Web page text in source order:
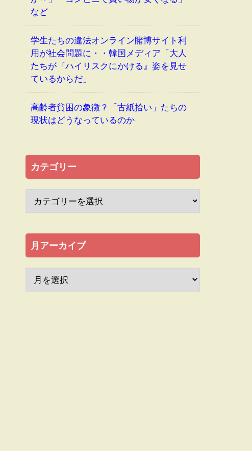
など
学生たちの違法オンライン賭博サイト利
用が社会問題に・・韓国メディア「大人
たちが『ハイリスクにかける』姿を見せ
ているからだ」
高齢者貧困の象徴？「古紙拾い」たちの
現状はどうなっているのか
カテゴリー
月アーカイブ